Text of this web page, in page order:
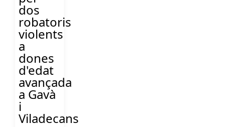
dos
robatoris
violents
a
dones
d'edat
avançada
a Gavà
i
Viladecans